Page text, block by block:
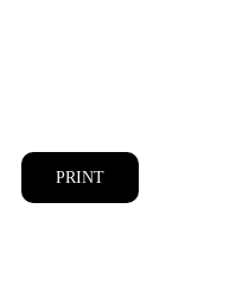
PRINT